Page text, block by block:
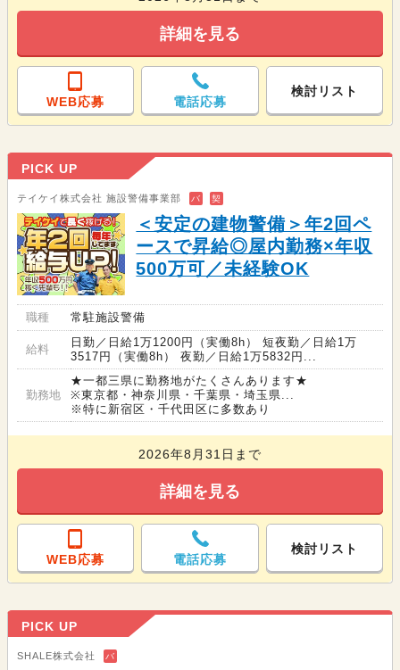
詳細を見る
WEB応募 電話応募
検討リスト
PICK UP
テイケイ株式会社 施設警備事業部 バ 契
＜安定の建物警備＞年2回ペ
ースで昇給◎屋内勤務×年収
500万可／未経験OK
職種 常駐施設警備
給料
日勤／日給1万1200円（実働8h） 短夜勤／日給1万
3517円（実働8h） 夜勤／日給1万5832円...
勤務地
★一都三県に勤務地がたくさんあります★
※東京都・神奈川県・千葉県・埼玉県...
※特に新宿区・千代田区に多数あり
2026年8月31日まで
詳細を見る
WEB応募 電話応募
検討リスト
PICK UP
SHALE株式会社 バ